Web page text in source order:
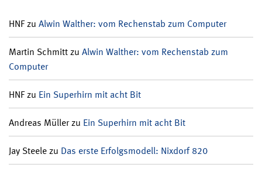
HNFzu Alwin Walther: vom Rechenstab zum Computer
Martin Schmittzu Alwin Walther: vom Rechenstab zum
Computer
HNFzu Ein Superhirn mit acht Bit
Andreas Müllerzu Ein Superhirn mit acht Bit
Jay Steelezu Das erste Erfolgsmodell: Nixdorf 820